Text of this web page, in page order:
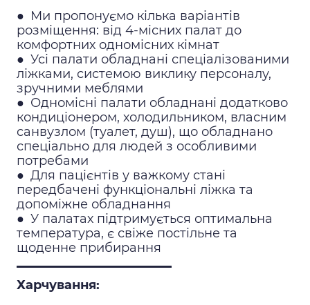
● Ми пропонуємо кілька варіантів
розміщення: від 4-місних палат до
комфортних одномісних кімнат
● Усі палати обладнані спеціалізованими
ліжками, системою виклику персоналу,
зручними меблями
● Одномісні палати обладнані додатково
кондиціонером, холодильником, власним
санвузлом (туалет, душ), що обладнано
спеціально для людей з особливими
потребами
● Для пацієнтів у важкому стані
передбачені функціональні ліжка та
допоміжне обладнання
● У палатах підтримується оптимальна
температура, є свіже постільне та
щоденне прибирання
Харчування: